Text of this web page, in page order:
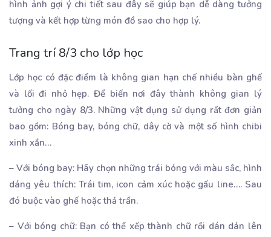
hình ảnh gợi ý chi tiết sau đây sẽ giúp bạn dễ dàng tưởng
tượng và kết hợp từng món đồ sao cho hợp lý.
Trang trí 8/3 cho lớp học
Lớp học có đặc điểm là không gian hạn chế nhiều bàn ghế
và lối đi nhỏ hẹp. Để biến nơi đây thành không gian lý
tưởng cho ngày 8/3. Những vật dụng sử dụng rất đơn giản
bao gồm: Bóng bay, bóng chữ, dây cờ và một số hình chibi
xinh xắn…
– Với bóng bay: Hãy chọn những trái bóng với màu sắc, hình
dáng yêu thích: Trái tim, icon cảm xúc hoặc gấu line…. Sau
đó buộc vào ghế hoặc thả trần.
– Với bóng chữ: Bạn có thể xếp thành chữ rồi dán dán lên